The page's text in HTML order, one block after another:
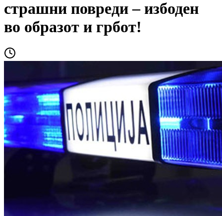
страшни повреди – избоден
во образот и грбот!